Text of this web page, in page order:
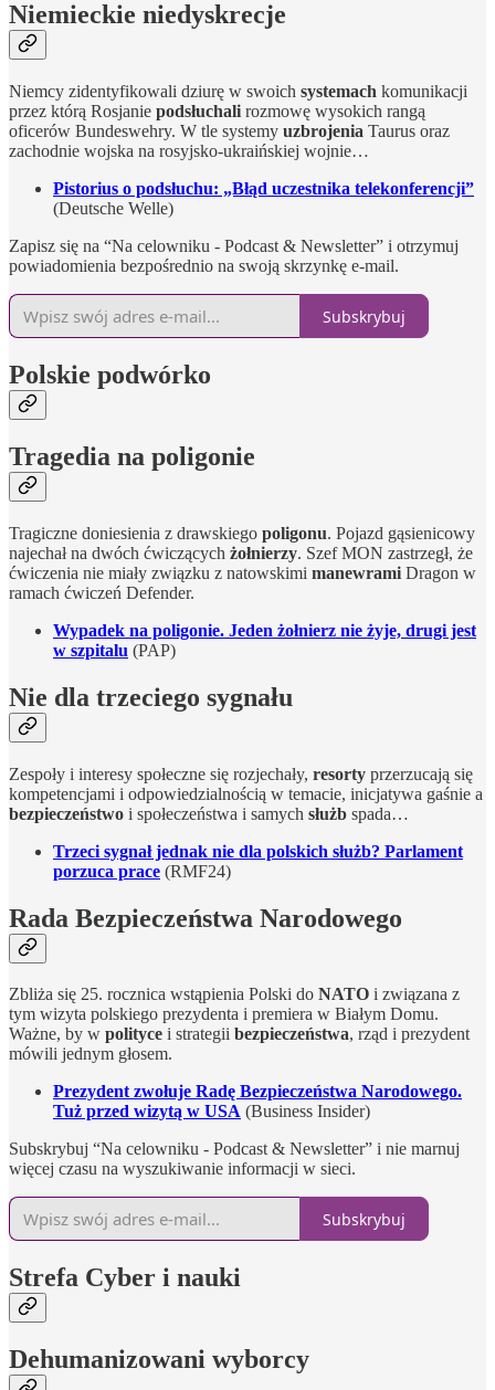
Niemieckie niedyskrecje
Niemcy zidentyfikowali dziurę w swoich systemach komunikacji
przez którą Rosjanie podsłuchali rozmowę wysokich rangą
oficerów Bundeswehry. W tle systemy uzbrojenia Taurus oraz
zachodnie wojska na rosyjsko-ukraińskiej wojnie…
Pistorius o podsłuchu: „Błąd uczestnika telekonferencji”
(Deutsche Welle)
Zapisz się na “Na celowniku - Podcast & Newsletter” i otrzymuj
powiadomienia bezpośrednio na swoją skrzynkę e-mail.
Subskrybuj
Polskie podwórko
Tragedia na poligonie
Tragiczne doniesienia z drawskiego poligonu. Pojazd gąsienicowy
najechał na dwóch ćwiczących żołnierzy. Szef MON zastrzegł, że
ćwiczenia nie miały związku z natowskimi manewrami Dragon w
ramach ćwiczeń Defender.
Wypadek na poligonie. Jeden żołnierz nie żyje, drugi jest
w szpitalu (PAP)
Nie dla trzeciego sygnału
Zespoły i interesy społeczne się rozjechały, resorty przerzucają się
kompetencjami i odpowiedzialnością w temacie, inicjatywa gaśnie a
bezpieczeństwo i społeczeństwa i samych służb spada…
Trzeci sygnał jednak nie dla polskich służb? Parlament
porzuca prace (RMF24)
Rada Bezpieczeństwa Narodowego
Zbliża się 25. rocznica wstąpienia Polski do NATO i związana z
tym wizyta polskiego prezydenta i premiera w Białym Domu.
Ważne, by w polityce i strategii bezpieczeństwa, rząd i prezydent
mówili jednym głosem.
Prezydent zwołuje Radę Bezpieczeństwa Narodowego.
Tuż przed wizytą w USA (Business Insider)
Subskrybuj “Na celowniku - Podcast & Newsletter” i nie marnuj
więcej czasu na wyszukiwanie informacji w sieci.
Subskrybuj
Strefa Cyber i nauki
Dehumanizowani wyborcy